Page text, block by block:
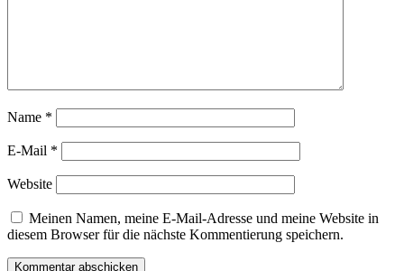
Name *
E-Mail *
Website
Meinen Namen, meine E-Mail-Adresse und meine Website in
diesem Browser für die nächste Kommentierung speichern.